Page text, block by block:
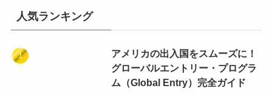
人気ランキング
アメリカの出入国をスムーズに！
グローバルエントリー・プログラ
ム（Global Entry）完全ガイド